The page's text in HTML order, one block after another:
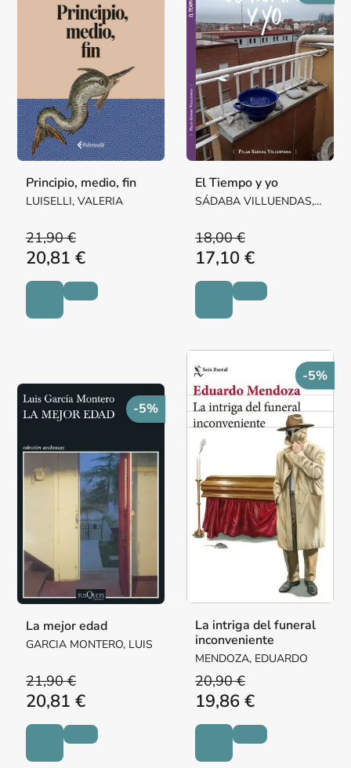
Principio, medio, fin
LUISELLI, VALERIA
21,90 €
20,81 €
El Tiempo y yo
SÁDABA VILLUENDAS,
18,00 €
17,10 €
-5%
La mejor edad
GARCIA MONTERO, LUIS
21,90 €
20,81 €
-5%
La intriga del funeral
inconveniente
MENDOZA, EDUARDO
20,90 €
19,86 €